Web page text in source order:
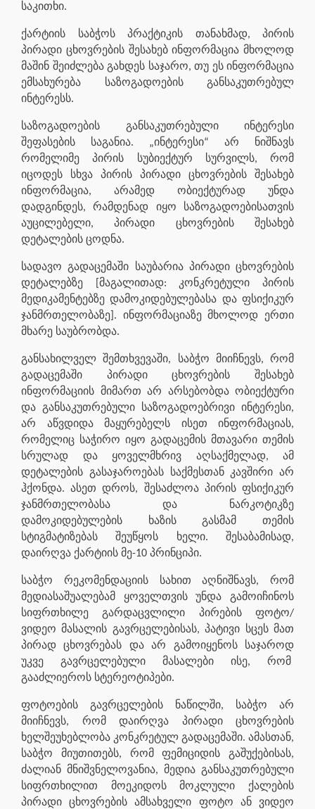
საკითხი.
ქარტიის საბჭოს პრაქტიკის თანახმად, პირის
პირადი ცხოვრების შესახებ ინფორმაცია მხოლოდ
მაშინ შეიძლება გახდეს საჯარო, თუ ეს ინფორმაცია
ემსახურება საზოგადოების განსაკუთრებულ
ინტერესს.
საზოგადოების განსაკუთრებული ინტერესი
შეფასების საგანია. „ინტერესი“ არ ნიშნავს
რომელიმე პირის სუბიექტურ სურვილს, რომ
იცოდეს სხვა პირის პირადი ცხოვრების შესახებ
ინფორმაცია, არამედ ობიექტურად უნდა
დადგინდეს, რამდენად იყო საზოგადოებისათვის
აუცილებელი, პირადი ცხოვრების შესახებ
დეტალების ცოდნა.
სადავო გადაცემაში საუბარია პირადი ცხოვრების
დეტალებზე [მაგალითად: კონკრეტული პირის
მედიკამენტებზე დამოკიდებულებასა და ფსიქიკურ
ჯანმრთელობაზე]. ინფორმაციაზე მხოლოდ ერთი
მხარე საუბრობდა.
განსახილველ შემთხვევაში, საბჭო მიიჩნევს, რომ
გადაცემაში პირადი ცხოვრების შესახებ
ინფორმაციის მიმართ არ არსებობდა ობიექტური
და განსაკუთრებული საზოგადოებრივი ინტერესი,
არ აწვდიდა მაყურებელს ისეთ ინფორმაციას,
რომელიც საჭირო იყო გადაცემის მთავარი თემის
სრულად და ყოველმხრივ აღსაქმელად, ამ
დეტალების გასაჯაროებას საქმესთან კავშირი არ
ჰქონდა. ასეთ დროს, შესაძლოა პირის ფსიქიკურ
ჯანმრთელობასა და ნარკოტიკზე
დამოკიდებულების ხაზის გასმამ თემის
სტიგმატიზებას შეუწყოს ხელი. შესაბამისად,
დაირღვა ქარტიის მე-10 პრინციპი.
საბჭო რეკომენდაციის სახით აღნიშნავს, რომ
მედიასაშუალებამ ყოველთვის უნდა გამოიჩინოს
სიფრთხილე გარდაცვლილი პირების ფოტო/
ვიდეო მასალის გავრცელებისას, პატივი სცეს მათ
პირად ცხოვრებას და არ გამოიყენოს საჯაროდ
უკვე გავრცელებული მასალები ისე, რომ
გააძლიეროს სტერეოტიპები.
ფოტოების გავრცელების ნაწილში, საბჭო არ
მიიჩნევს, რომ დაირღვა პირადი ცხოვრების
ხელშეუხებლობა კონკრეტულ გადაცემაში. ამასთან,
საბჭო მიუთითებს, რომ ფემიციდის გაშუქებისას,
ძალიან მნიშვნელოვანია, მედია განსაკუთრებული
სიფრთხილით მოეკიდოს მოკლული ქალების
პირადი ცხოვრების ამსახველი ფოტო ან ვიდეო